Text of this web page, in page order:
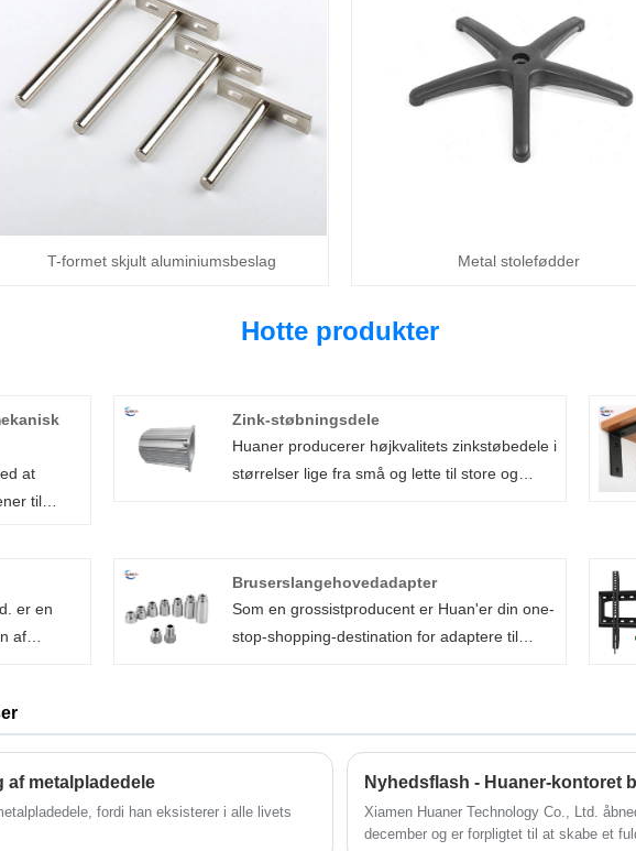
T-formet skjult aluminiumsbeslag Metal stolefødder
Hotte produkter
at
til
flere
kan
I
du se et
Zink-støbningsdele
Huaner producerer højkvalitets zinkstøbedele i
størrelser lige fra små og lette til store og
forkromning og blank polering. Bilindustrien,
mad og drikkevarer, maskiner, VVS,
kunstvanding, minedrift, petrokemiske,
er en
af
der er
for rust.
og
Bruserslangehovedadapter
Som en grossistproducent er Huan'er din one-
stop-shopping-destination for adaptere til
række forskellige design- og installationskrav.
Derfor er bruseslangehovedadapterstykker
uundværlige komponenter i VVS-systemer,
af metalpladedele
fordi han eksisterer i alle livets
Nyhedsflash - Huaner-kontoret
Xiamen Huaner Technology Co., Ltd.
december og er forpligtet til at skabe et